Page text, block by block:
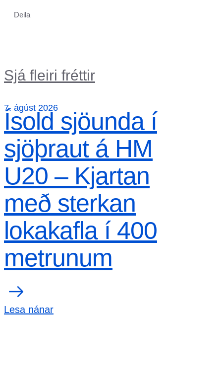
Deila
Sjá fleiri fréttir
7. ágúst 2026
Ísold sjöunda í
sjöþraut á HM
U20 – Kjartan
með sterkan
lokakafla í 400
metrunum
Lesa nánar